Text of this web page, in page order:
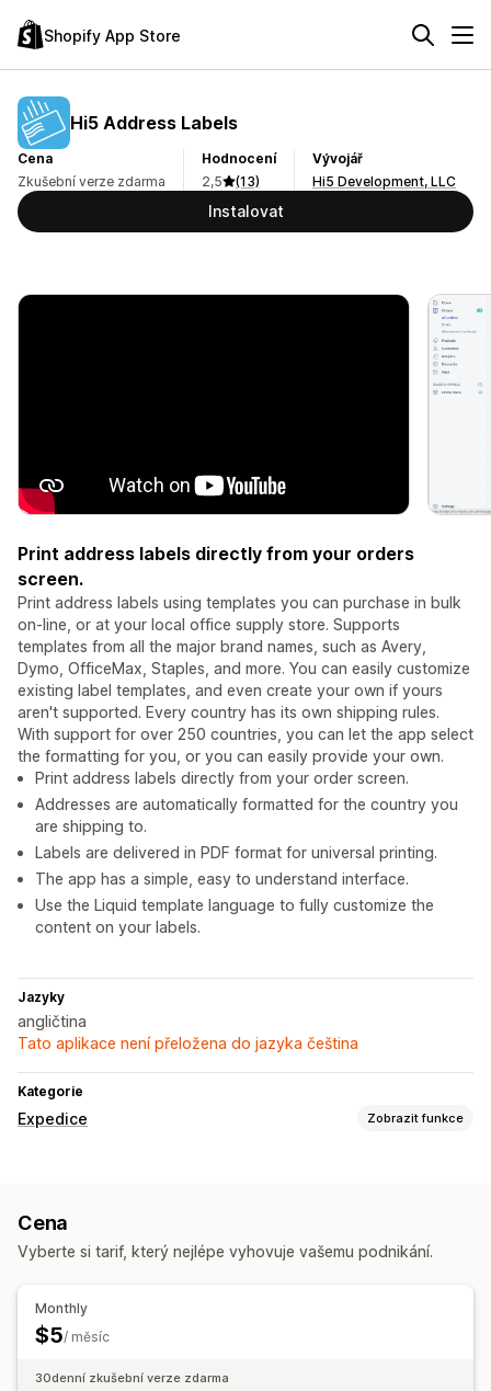
Shopify App Store
Hi5 Address Labels
Cena
Zkušební verze zdarma
Hodnocení
2,5
(13)
Vývojář
Hi5 Development, LLC
Instalovat
Print address labels directly from your orders
screen.
Print address labels using templates you can purchase in bulk
on-line, or at your local office supply store. Supports
templates from all the major brand names, such as Avery,
Dymo, OfficeMax, Staples, and more. You can easily customize
existing label templates, and even create your own if yours
aren't supported. Every country has its own shipping rules.
With support for over 250 countries, you can let the app select
the formatting for you, or you can easily provide your own.
Print address labels directly from your order screen.
Addresses are automatically formatted for the country you
are shipping to.
Labels are delivered in PDF format for universal printing.
The app has a simple, easy to understand interface.
Use the Liquid template language to fully customize the
content on your labels.
Jazyky
angličtina
Tato aplikace není přeložena do jazyka čeština
Kategorie
Expedice Zobrazit funkce
Cena
Vyberte si tarif, který nejlépe vyhovuje vašemu podnikání.
Monthly
$5/ měsíc
30denní zkušební verze zdarma